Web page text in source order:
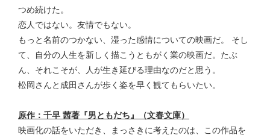
つめ続けた。
恋人ではない。友情でもない。
もっと名前のつかない、湿った感情についての映画だ。 そし
て、自分の人生を新しく描こうともがく業の映画だ。たぶ
ん、それこそが、人が生き延びる理由なのだと思う。
松岡さんと成田さんが歩く姿を早く観てもらいたい。
原作：千早 茜著『男ともだち』（文春文庫）
映画化の話をいただき、まっさきに考えたのは、この作品を